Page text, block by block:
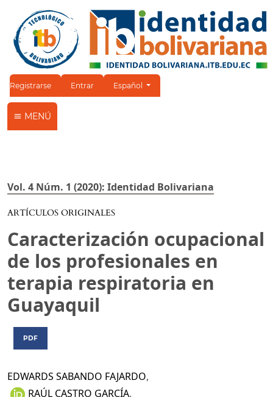
Registrarse Entrar Cambiar el idioma. El idioma actual es:
Español
MENÚ
Vol. 4 Núm. 1 (2020): Identidad Bolivariana
ARTÍCULOS ORIGINALES
Caracterización ocupacional
de los profesionales en
terapia respiratoria en
Guayaquil
PDF
EDWARDS SABANDO FAJARDO,
RAÚL CASTRO GARCÍA,